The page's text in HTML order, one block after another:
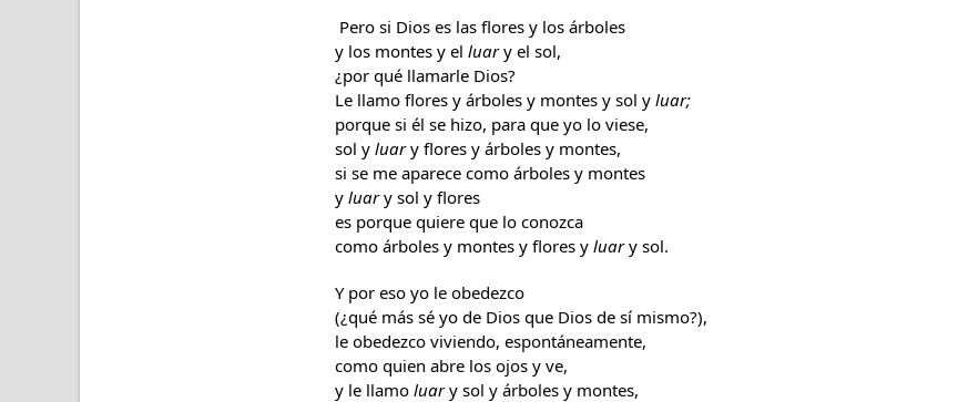
Pero si Dios es las flores y los árboles
y los montes y el luary el sol,
¿por qué llamarle Dios?
Le llamo flores y árboles y montes y sol y luar;
porque si él se hizo, para que yo lo viese,
sol y luary flores y árboles y montes,
si se me aparece como árboles y montes
y luary sol y flores
es porque quiere que lo conozca
como árboles y montes y flores y luary sol.
Y por eso yo le obedezco
(¿qué más sé yo de Dios que Dios de sí mismo?),
le obedezco viviendo, espontáneamente,
como quien abre los ojos y ve,
y le llamo luary sol y árboles y montes,